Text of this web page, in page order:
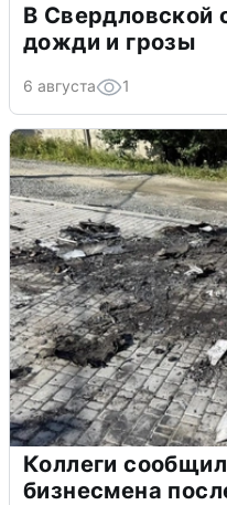
В Свердловской
дожди и грозы
6 августа 1
Коллеги
бизнесмена